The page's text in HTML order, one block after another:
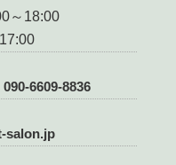
～18:00
090-6609-8836
salon.jp